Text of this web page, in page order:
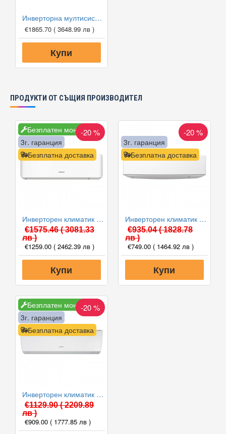
Инверторна мултисистема Viessmann Vitoclima 300-S С HE 02F3050M2, Клас А++
€1865.70 ( 3648.99 лв )
Купи
ПРОДУКТИ ОТ СЪЩИЯ ПРОИЗВОДИТЕЛ
Безплатен монтаж
Безплатна доставка
3г. гаранция
-20 %
Инверторен климатик General ASHG12KMCE/AOHG12KMCC, 12000 BTU, Клас A++
€1575.46( 3081.33
лв )
€1259.00 ( 2462.39 лв )
Купи
Безплатна доставка
3г. гаранция
-20 %
Инверторен климатик General ASHG09KETE/AOHG09KETA, 9000 BTU, Клас A++
€935.04( 1828.78
лв )
€749.00 ( 1464.92 лв )
Купи
Безплатен монтаж
Безплатна доставка
3г. гаранция
-20 %
Инверторен климатик General ASHG12LMCA/AOHG12LMCA, 12000 BTU, Клас A++
€1129.90( 2209.89
лв )
€909.00 ( 1777.85 лв )